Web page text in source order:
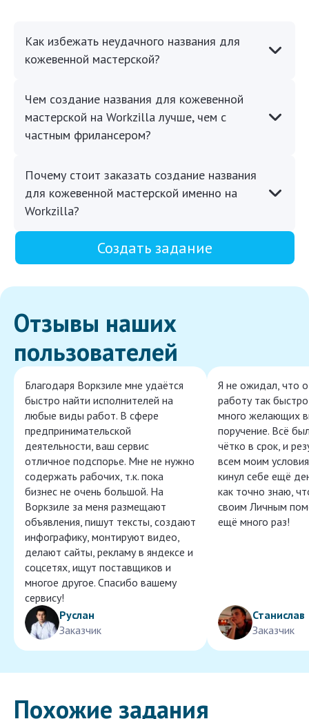
Как избежать неудачного названия для
кожевенной мастерской?
Чем создание названия для кожевенной
мастерской на Workzilla лучше, чем с
частным фрилансером?
Почему стоит заказать создание названия
для кожевенной мастерской именно на
Workzilla?
Создать задание
Отзывы наших
пользователей
Благодаря Воркзиле мне удаётся
быстро найти исполнителей на
любые виды работ. В сфере
предпринимательской
деятельности, ваш сервис
отличное подспорье. Мне не нужно
содержать рабочих, т.к. пока
бизнес не очень большой. На
Воркзиле за меня размещают
объявления, пишут тексты, создают
инфографику, монтируют видео,
делают сайты, рекламу в яндексе и
соцсетях, ищут поставщиков и
многое другое. Спасибо вашему
сервису!
Руслан
Заказчик
Я не ожидал, что
работу так
много желающих
поручение. Всё
чётко в срок, и
всем моим
кинул себе ещё
как точно знаю,
своим Личным
ещё много раз!
Станислав
Заказчик
Похожие задания